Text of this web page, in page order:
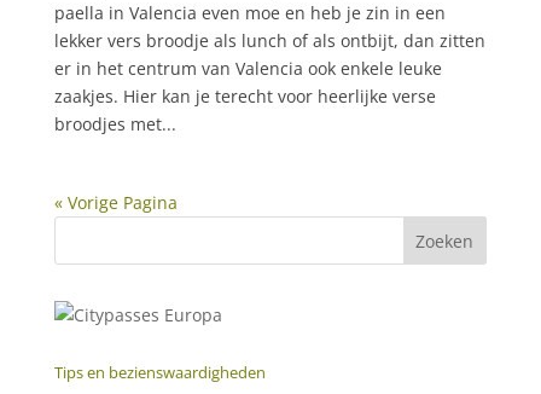
paella in Valencia even moe en heb je zin in een
lekker vers broodje als lunch of als ontbijt, dan zitten
er in het centrum van Valencia ook enkele leuke
zaakjes. Hier kan je terecht voor heerlijke verse
broodjes met...
« Vorige Pagina
Tips en bezienswaardigheden